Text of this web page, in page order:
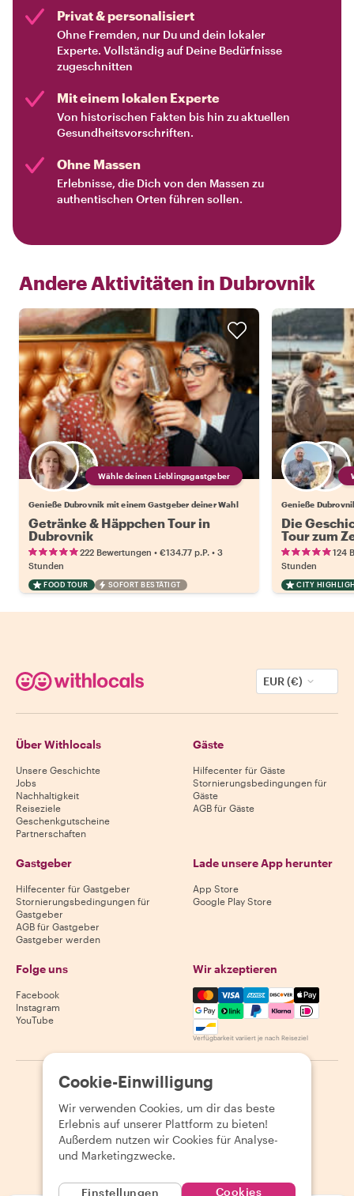
Privat & personalisiert
Ohne Fremden, nur Du und dein lokaler
Experte. Vollständig auf Deine Bedürfnisse
zugeschnitten
Mit einem lokalen Experte
Von historischen Fakten bis hin zu aktuellen
Gesundheitsvorschriften.
Ohne Massen
Erlebnisse, die Dich von den Massen zu
authentischen Orten führen sollen.
Andere Aktivitäten in Dubrovnik
Wähle deinen Lieblingsgastgeber
Genieße Dubrovnik mit einem Gastgeber deiner Wahl
Getränke & Häppchen Tour in
Dubrovnik
222 Bewertungen • €134.77 p.P. • 3
Stunden
FOOD TOUR SOFORT BESTÄTIGT
Genieße
Die
Tour zum
124
Stunden
CITY
EUR (€)
Über Withlocals
Unsere Geschichte
Jobs
Nachhaltigkeit
Reiseziele
Geschenkgutscheine
Partnerschaften
Gäste
Hilfecenter für Gäste
Stornierungsbedingungen für
Gäste
AGB für Gäste
Gastgeber
Hilfecenter für Gastgeber
Stornierungsbedingungen für
Gastgeber
AGB für Gastgeber
Gastgeber werden
Lade unsere App herunter
App Store
Google Play Store
Folge uns
Facebook
Instagram
YouTube
Wir akzeptieren
Mastercard, Visa, Amex,
Verfügbarkeit variiert je nach Reiseziel
2026 Withlocals.com | Datenschutzerklärung
Seitenübersicht
Cookie-Einwilligung
Wir verwenden Cookies, um dir das beste
Erlebnis auf unserer Plattform zu bieten!
Außerdem nutzen wir Cookies für Analyse-
und Marketingzwecke.
Einstellungen Cookies